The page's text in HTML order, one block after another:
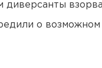
диверсанты
о